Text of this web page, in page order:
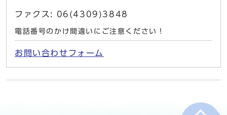
ファクス: 06(4309)3848
電話番号のかけ間違いにご注意ください！
お問い合わせフォーム